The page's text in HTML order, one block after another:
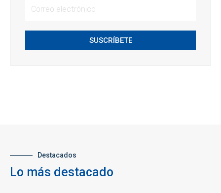
SUSCRÍBETE
Destacados
Lo más destacado